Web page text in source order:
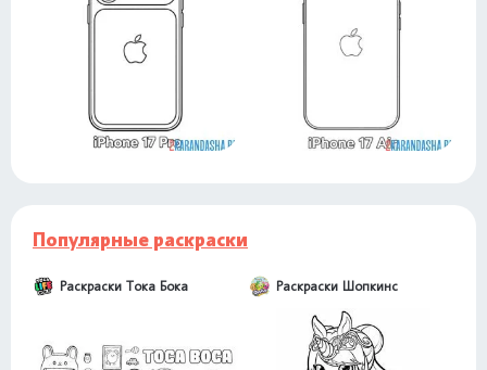
Популярные раскраски
Раскраски Тока Бока Раскраски Шопкинс